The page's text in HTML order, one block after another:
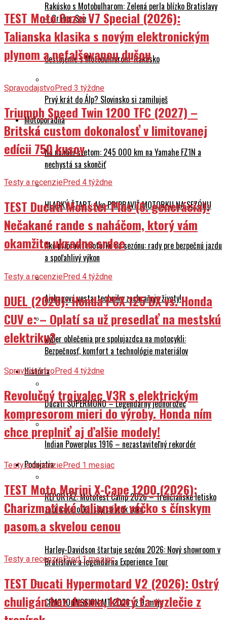
– Grüner See
Cestujeme s Motobulharom: Rakúsko
Prvý krát do Álp? Slovinsko si zamiluješ
Motoporadňa
Na naháči svetom: 245 000 km na Yamahe FZ1N a
nechystá sa skončiť
Ako pripraviť motorku na sezónu: rady pre bezpečnú jazdu
a spoľahlivý výkon
Výber oblečenia pre spolujazdca na motocykli:
Bezpečnosť, komfort a technológie materiálov
Ducati SUPERMONO – Legendárny jednorožec
Indian Powerplus 1916 – nezastaviteľný rekordér
REPORTÁŽ: Mototest Camp 2026 – Trenčianske letisko
zažilo motorkársky sviatok roku
Bratislave a legendárna Experience Tour
CFMOTO MISSION MT 2026 už 9. mája
TEST Moto Guzzi V7 Special (2026):
Talianska klasika s novým elektronickým
plynom a nefalšovanou dušou
Spravodajstvo
Triumph Speed Twin 1200 TFC (2027) –
Britská custom dokonalosť v limitovanej
edícii 750 kusov
TEST Ducati Monster Plus (6. generácia):
Nečakané rande s naháčom, ktorý vám
okamžite ukradne srdce
DUEL (2026): Honda PCX 125 DX vs. Honda
CUV e: – Oplatí sa už presedlať na mestskú
elektriku?
Revolučný trojvalec V3R s elektrickým
kompresorom mieri do výroby. Honda ním
chce preplniť aj ďalšie modely!
TEST Moto Morini X-Cape 1200 (2026):
Charizmatické talianske véčko s čínskym
pasom a skvelou cenou
Testy a recenziePred 1 mesiac
TEST Ducati Hypermotard V2 (2026): Ostrý
chuligán bez desma, ktorý ťa vyzlečie z
trenírok